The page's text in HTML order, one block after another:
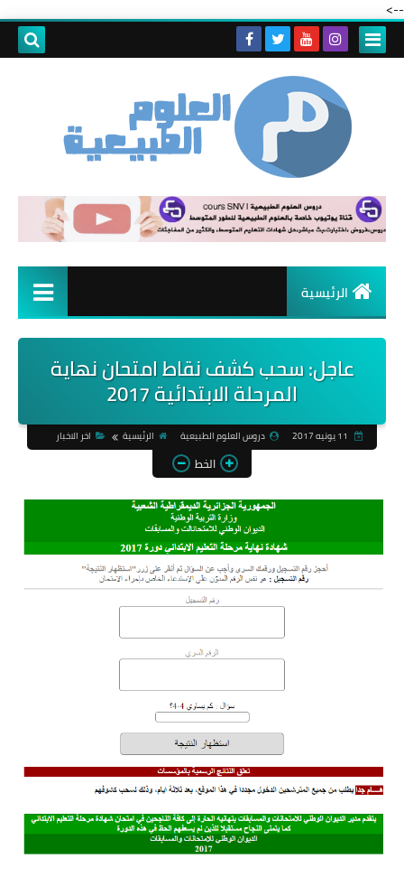
-->
الرئيسية
عاجل: سحب كشف نقاط امتحان نهاية
المرحلة الابتدائية 2017
دروس العلوم الطبيعية الرئيسية اخر الاخبار
الخط